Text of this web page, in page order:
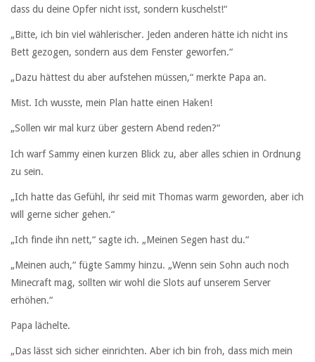
dass du deine Opfer nicht isst, sondern kuschelst!“
„Bitte, ich bin viel wählerischer. Jeden anderen hätte ich nicht ins
Bett gezogen, sondern aus dem Fenster geworfen.“
„Dazu hättest du aber aufstehen müssen,“ merkte Papa an.
Mist. Ich wusste, mein Plan hatte einen Haken!
„Sollen wir mal kurz über gestern Abend reden?“
Ich warf Sammy einen kurzen Blick zu, aber alles schien in Ordnung
zu sein.
„Ich hatte das Gefühl, ihr seid mit Thomas warm geworden, aber ich
will gerne sicher gehen.“
„Ich finde ihn nett,“ sagte ich. „Meinen Segen hast du.“
„Meinen auch,“ fügte Sammy hinzu. „Wenn sein Sohn auch noch
Minecraft mag, sollten wir wohl die Slots auf unserem Server
erhöhen.“
Papa lächelte.
„Das lässt sich sicher einrichten. Aber ich bin froh, dass mich mein